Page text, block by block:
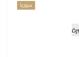
سوريا